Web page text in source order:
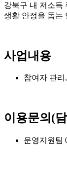
강북구 내 저소득
생활 안정을 돕는
사업내용
참여자 관리
이용문의(
운영지원팀